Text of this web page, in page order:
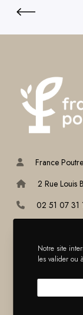
France
2 Rue Louis
02 51 07 31
France
France Poutres
motivées pour
Notre site
les valider ou